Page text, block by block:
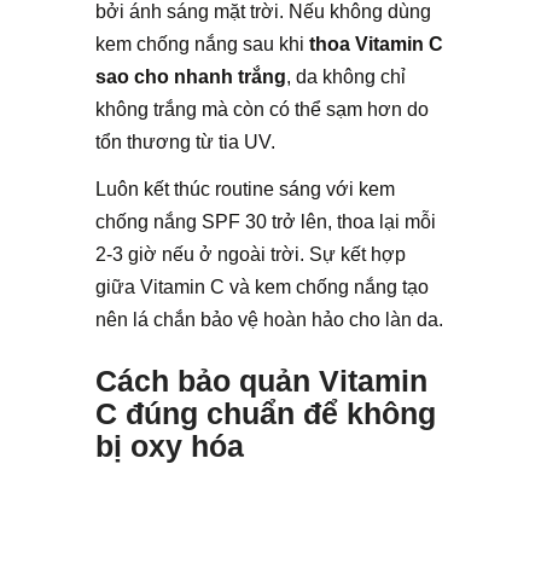
bởi ánh sáng mặt trời. Nếu không dùng
kem chống nắng sau khi thoa Vitamin C
sao cho nhanh trắng, da không chỉ
không trắng mà còn có thể sạm hơn do
tổn thương từ tia UV.
Luôn kết thúc routine sáng với kem
chống nắng SPF 30 trở lên, thoa lại mỗi
2-3 giờ nếu ở ngoài trời. Sự kết hợp
giữa Vitamin C và kem chống nắng tạo
nên lá chắn bảo vệ hoàn hảo cho làn da.
Cách bảo quản Vitamin
C đúng chuẩn để không
bị oxy hóa